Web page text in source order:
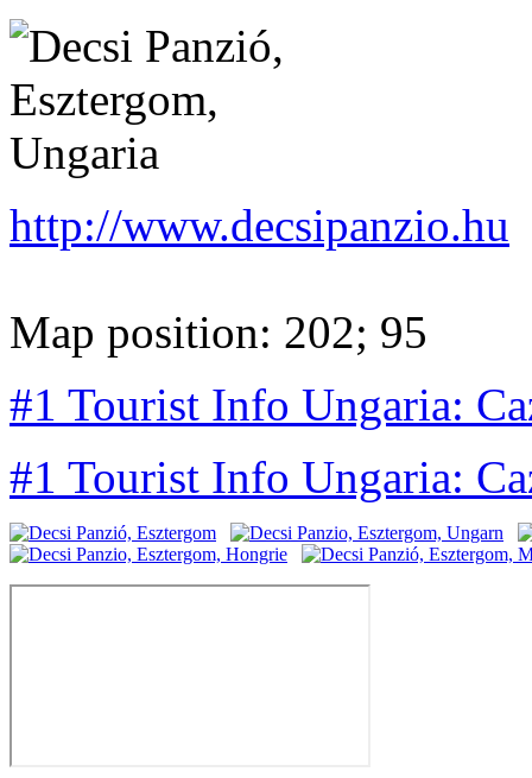
http://www.decsipanzio.hu
Map position: 202; 95
#1 Tourist Info Ungaria:
#1 Tourist Info Ungaria: